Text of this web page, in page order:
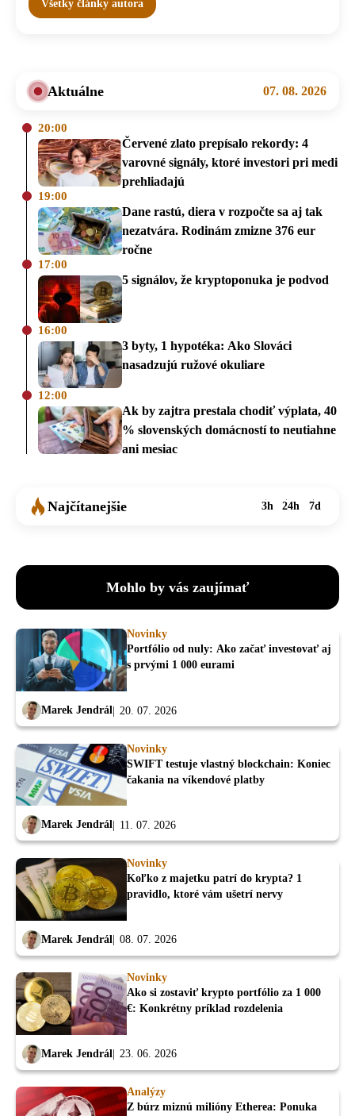
Všetky články autora
Aktuálne 07. 08. 2026
20:00
Červené zlato prepísalo rekordy: 4
varovné signály, ktoré investori pri medi
prehliadajú
19:00
Dane rastú, diera v rozpočte sa aj tak
nezatvára. Rodinám zmizne 376 eur
ročne
17:00
5 signálov, že kryptoponuka je podvod
16:00
3 byty, 1 hypotéka: Ako Slováci
nasadzujú ružové okuliare
12:00
Ak by zajtra prestala chodiť výplata, 40
% slovenských domácností to neutiahne
ani mesiac
Najčítanejšie 3h 24h 7d
Mohlo by vás zaujímať
Novinky
Portfólio od nuly: Ako začať investovať aj
s prvými 1 000 eurami
Marek Jendrál 20. 07. 2026
Novinky
SWIFT testuje vlastný blockchain: Koniec
čakania na víkendové platby
Marek Jendrál 11. 07. 2026
Novinky
Koľko z majetku patrí do krypta? 1
pravidlo, ktoré vám ušetrí nervy
Marek Jendrál 08. 07. 2026
Novinky
Ako si zostaviť krypto portfólio za 1 000
€: Konkrétny príklad rozdelenia
Marek Jendrál 23. 06. 2026
Analýzy
Z búrz miznú milióny Etherea: Ponuka